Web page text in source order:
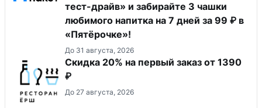
тест-драйв» и забирайте 3 чашки
любимого напитка на 7 дней за 99 ₽ в
«Пятёрочке»!
До 31 августа, 2026
Скидка 20% на первый заказ от 1390
₽
До 27 августа, 2026